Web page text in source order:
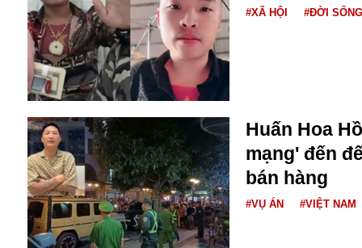
Barrack Obama
Bắc Kinh
Buôn bán ở Nga
Bộ Quốc phòng
Bác Hồ
Bộ Y tế
Bão tuyết
Bệnh viện
Bản quyền
Bảo tàng
Blockchain
Bộ Ngoại giao
Bình Dương
#XÃ HỘI #ĐỜI SỐNG
Huấn Hoa
mạng' đến
bán hàng
#VỤ ÁN #VIỆT NAM